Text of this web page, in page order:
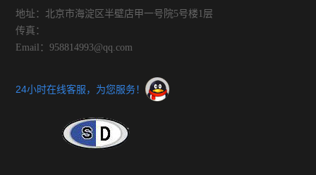
地址：北京市海淀区半壁店甲一号院5号楼1层
传真：
Email：958814993@qq.com
24小时在线客服，为您服务！